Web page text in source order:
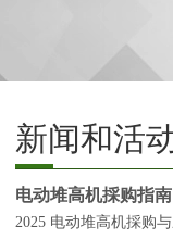
新闻和活
电动堆高机採购指
2025 电动堆高机採购